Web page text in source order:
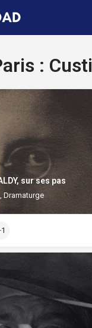
:
sur ses pas
Dramaturge